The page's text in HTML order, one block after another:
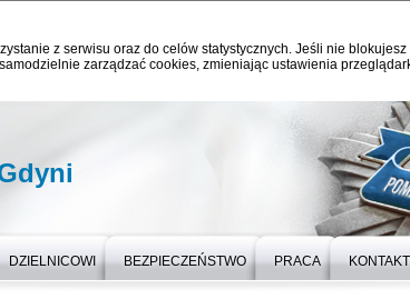
z serwisu oraz do celów statystycznych. Jeśli nie
zarządzać cookies, zmieniając ustawienia
DZIELNICOWI BEZPIECZEŃSTWO PRACA KONTAKT